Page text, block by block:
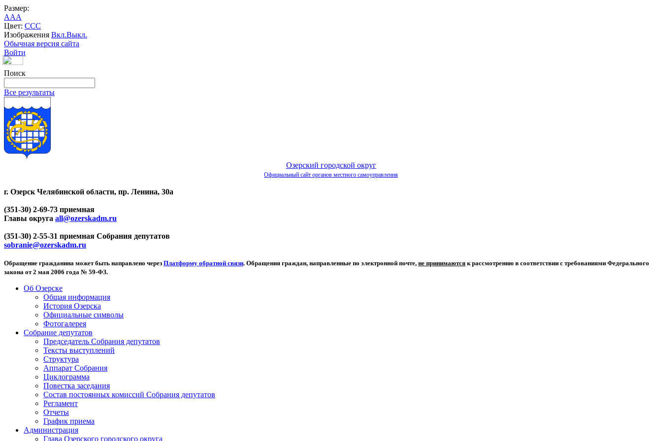
Размер:
AAA
Цвет: CCC
Изображения Вкл.Выкл.
Обычная версия сайта
Войти
Поиск
Все результаты
Озерский городской округ
Официальный сайт органов местного самоуправления
г. Озерск Челябинской области, пр. Ленина, 30а
(351-30) 2-69-73 приемная
Главы округа all@ozerskadm.ru
(351-30) 2-55-31 приемная Собрания депутатов
sobranie@ozerskadm.ru
Обращение гражданина может быть направлено через Платформу обратной связи. Обращения граждан, направленные по электронной почте, не принимаются к рассмотрению в соответствии с требованиями Федерального
закона от 2 мая 2006 года № 59-ФЗ.
Об Озерске
Общая информация
История Озерска
Официальные символы
Фотогалерея
Собрание депутатов
Председатель Собрания депутатов
Тексты выступлений
Структура
Аппарат Собрания
Циклограмма
Повестка заседания
Состав постоянных комиссий Собрания депутатов
Регламент
Отчеты
График приема
Администрация
Глава Озерского городского округа